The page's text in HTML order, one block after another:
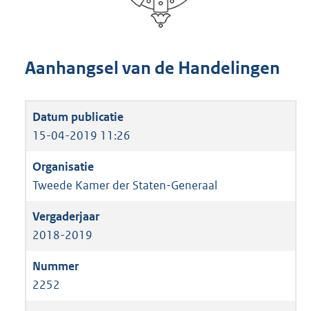
Aanhangsel van de Handelingen
15-04-2019 11:26
Tweede Kamer der Staten-Generaal
2018-2019
2252